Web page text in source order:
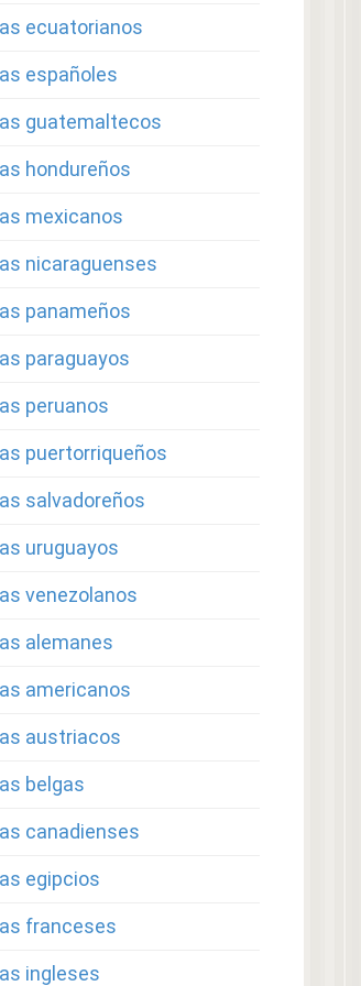
ecuatorianos
españoles
guatemaltecos
hondureños
mexicanos
nicaraguenses
panameños
paraguayos
peruanos
puertorriqueños
salvadoreños
uruguayos
venezolanos
alemanes
americanos
austriacos
belgas
canadienses
egipcios
franceses
ingleses